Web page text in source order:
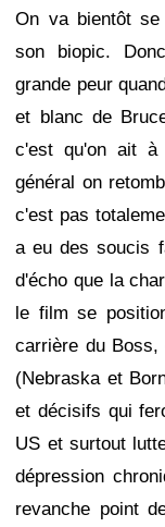
On va bientôt
son biopic.
grande peur
et blanc de
c'est qu'on ait à
général on
c'est pas
a eu des soucis
d'écho que la
le film se
carrière du
(Nebraska et
et décisifs qui
US et surtout
dépression
revanche point